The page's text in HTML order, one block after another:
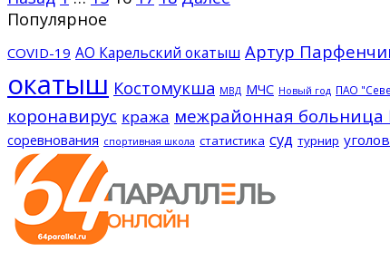
Популярное
COVID-19 АО Карельский окатыш Артур
окатыш Костомукша МВД МЧС Новый год ПАО
коронавирус кража межрайонная больница
соревнования спортивная школа статистика суд турнир